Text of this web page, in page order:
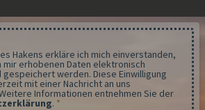
Hakens erkläre ich mich einverstanden,
mir erhobenen Daten elektronisch
gespeichert werden. Diese Einwilligung
mit einer Nachricht an uns
Informationen entnehmen Sie der
. *